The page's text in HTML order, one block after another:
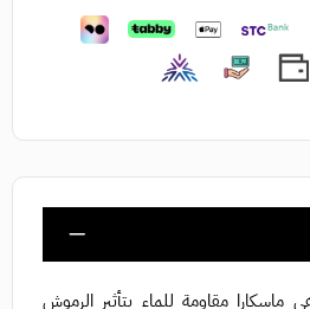
ماسكارا مقاومة للماء بتأثير الرموش